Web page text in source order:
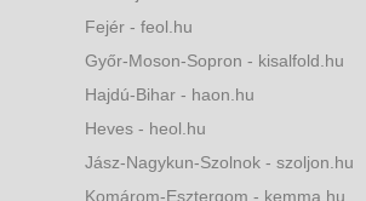
Fejér - feol.hu
Győr-Moson-Sopron - kisalfold.hu
Hajdú-Bihar - haon.hu
Heves - heol.hu
Jász-Nagykun-Szolnok - szoljon.hu
Komárom-Esztergom - kemma.hu